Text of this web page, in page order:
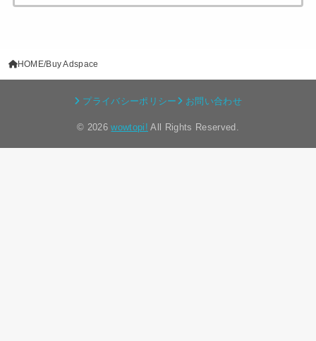
HOME Buy Adspace
プライバシーポリシー お問い合わせ
© 2026wowtopi! All Rights Reserved.